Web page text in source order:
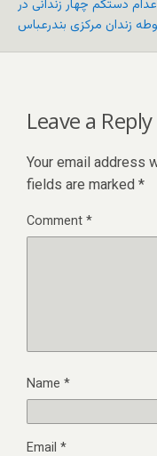
دستکم چهار زندانی در
زندان مرکزی بندرعباس
Leave a Reply
Your email address
fields are marked *
Comment*
Name *
Email *